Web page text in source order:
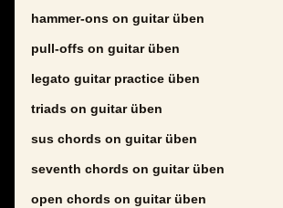
hammer-ons on guitar üben
pull-offs on guitar üben
legato guitar practice üben
triads on guitar üben
sus chords on guitar üben
seventh chords on guitar üben
open chords on guitar üben